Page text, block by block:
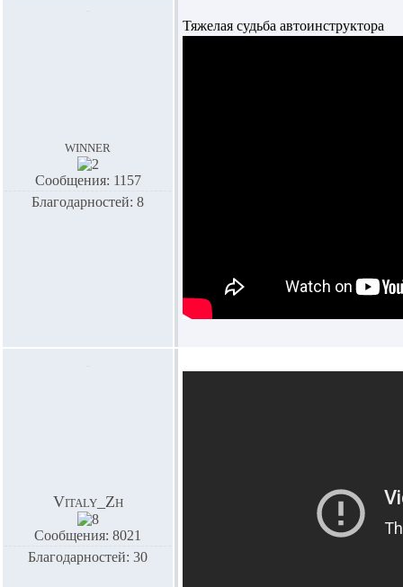
winner
Сообщения: 1157
Благодарностей: 8
Тяжелая судьба автоинструктора
Vitaly_Zh
Сообщения: 8021
Благодарностей: 30